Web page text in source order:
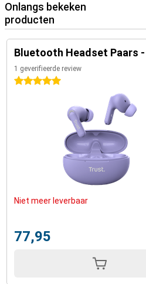
Onlangs bekeken
producten
Bluetooth Headset Paars
1 geverifieerde review
5 sterren
Niet meer leverbaar
77,95